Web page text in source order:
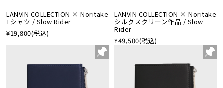
LANVIN COLLECTION × Noritake
Tシャツ / Slow Rider
¥19,800(税込)
LANVIN COLLECTION × Noritake
シルクスクリーン作品 / Slow
Rider
¥49,500(税込)